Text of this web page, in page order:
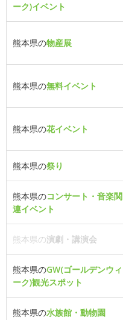
ーク)イベント
熊本県の物産展
熊本県の無料イベント
熊本県の花イベント
熊本県の祭り
熊本県のコンサート・音楽関
連イベント
熊本県の演劇・講演会
熊本県のGW(ゴールデンウィ
ーク)観光スポット
熊本県の水族館・動物園